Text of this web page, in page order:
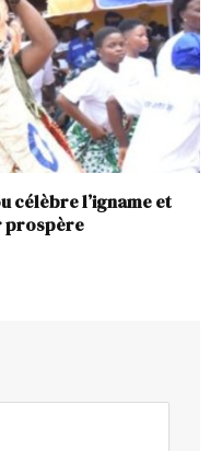
célèbre l’igname et
prospère